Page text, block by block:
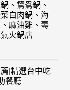
、鴛鴦鍋、
白肉鍋、海
麻油雞、壽
火鍋店
|精選台中吃
餐廳